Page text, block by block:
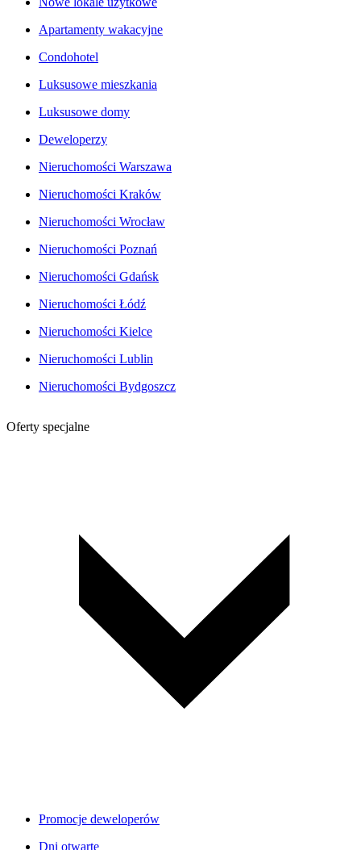
Apartamenty wakacyjne
Condohotel
Luksusowe mieszkania
Luksusowe domy
Deweloperzy
Nieruchomości Warszawa
Nieruchomości Kraków
Nieruchomości Wrocław
Nieruchomości Poznań
Nieruchomości Gdańsk
Nieruchomości Łódź
Nieruchomości Kielce
Nieruchomości Lublin
Nieruchomości Bydgoszcz
Oferty specjalne
Promocje deweloperów
Dni otwarte